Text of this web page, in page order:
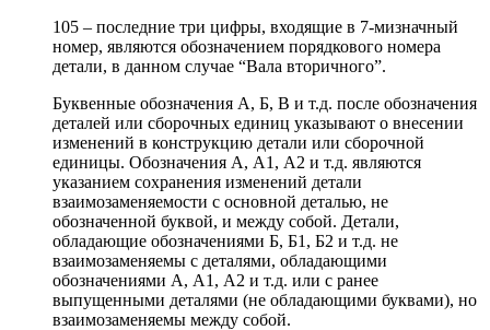
105 – последние три цифры, входящие в 7-мизначный
номер, являются обозначением порядкового номера
детали, в данном случае “Вала вторичного”.
Буквенные обозначения А, Б, В и т.д. после обозначения
деталей или сборочных единиц указывают о внесении
изменений в конструкцию детали или сборочной
единицы. Обозначения А, А1, А2 и т.д. являются
указанием сохранения изменений детали
взаимозаменяемости с основной деталью, не
обозначенной буквой, и между собой. Детали,
обладающие обозначениями Б, Б1, Б2 и т.д. не
взаимозаменяемы с деталями, обладающими
обозначениями А, А1, А2 и т.д. или с ранее
выпущенными деталями (не обладающими буквами), но
взаимозаменяемы между собой.